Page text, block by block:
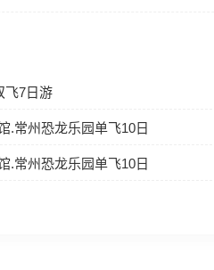
飞7日游
.常州恐龙乐园单飞10日
.常州恐龙乐园单飞10日